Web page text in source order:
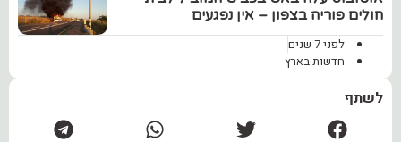
חולים פוריה בצפון – אין נפגעים
לפני 7 שנים
חדשות בארץ
לשתף